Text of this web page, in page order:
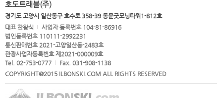
호도트래블(주)
경기도 고양시 일산동구 호수로 358-39 동문굿모닝타워1-812호
대표 한왕식
사업자 등록번호 104-81-86916
법인등록번호 110111-2992231
통신판매번호 2021-고양일산동-2483호
관광사업자등록번호 제2021-000009호
Tel. 02-753-0777
Fax. 031-908-1138
COPYRIGHT@2015 ILBONSKI.COM ALL RIGHTS RESERVED